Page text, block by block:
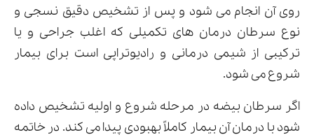
روی آن انجام می شود و پس از تشخیص دقیق نسجی و
نوع سرطان درمان های تکمیلی که اغلب جراحی و یا
ترکیبی از شیمی درمانی و رادیوتراپی است برای بیمار
شروع می شود.
اگر سرطان بیضه در مرحله شروع و اولیه تشخیص داده
شود با درمان آن بیمار کاملاً بهبودی پیدا می کند. در خاتمه